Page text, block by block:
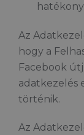
Az
hogy a
Facebook
adatkezelés
történik.
Az